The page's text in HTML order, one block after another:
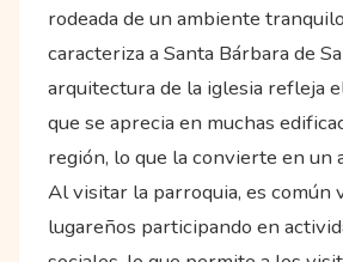
rodeada de un ambiente
caracteriza a Santa Bárbara de
arquitectura de la iglesia refleja
que se aprecia en muchas
región, lo que la convierte en un
Al visitar la parroquia, es común
lugareños participando en